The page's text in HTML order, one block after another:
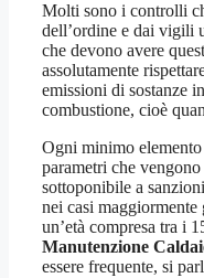
Molti sono i controlli
dell’ordine e dai vigili
che devono avere
assolutamente
emissioni di sostanze
combustione, cioè
Ogni minimo
parametri che
sottoponibile a
nei casi
un’età compresa tra i
Manutenzione
essere frequente, si